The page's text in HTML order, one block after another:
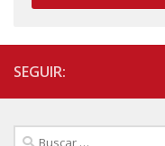
SEGUIR:
Buscar: